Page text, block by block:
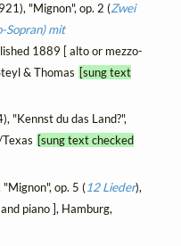
"Mignon", op. 2 (Zwei
Sopran) mit
1889 [ alto or mezzo-
& Thomas [sung text
"Kennst du das Land?",
[sung text checked
op. 5 (12 Lieder),
piano ], Hamburg,